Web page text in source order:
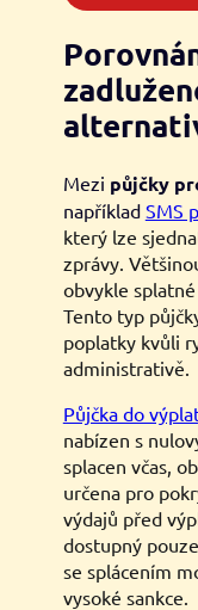
Mezi půjčky
například SMS
který lze
zprávy.
obvykle
Tento typ
poplatky kvůli
administrativě.
Půjčka do
nabízen s
splacen včas,
určena pro
výdajů před
dostupný
se splácením
vysoké sankce.